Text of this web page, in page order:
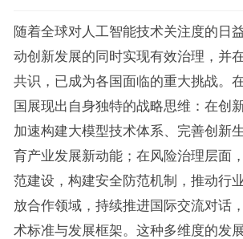
随着全球对人工智能技术关注度的日
动创新发展的同时实现有效治理，并
共识，已成为各国面临的重大挑战。
国展现出自身独特的战略思维：在创
加速构建大模型技术体系、完善创新
育产业发展新动能；在风险治理层面
范建设，构建安全防范机制，推动行
放合作领域，持续推进国际交流对话
术标准与发展框架。这种多维度的发